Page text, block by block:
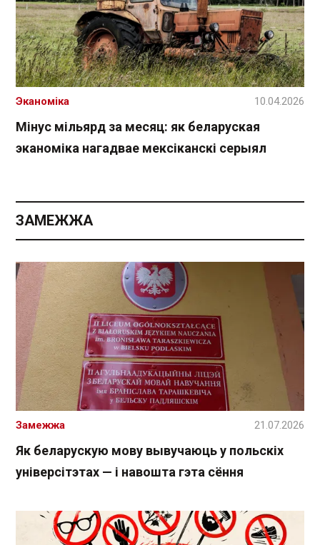
Мінус мільярд за месяц: як беларуская
эканоміка нагадвае мексіканскі серыял
Эканоміка 10.04.2026
ЗАМЕЖЖА
Як беларускую мову вывучаюць у польскіх
універсітэтах — і навошта гэта сёння
Замежжа 21.07.2026